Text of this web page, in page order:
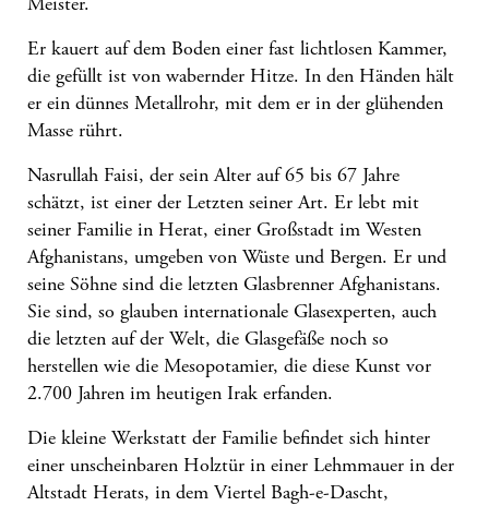
Er kauert auf dem Boden einer fast lichtlosen Kammer,
die gefüllt ist von wabernder Hitze. In den Händen hält
er ein dünnes Metallrohr, mit dem er in der glühenden
Masse rührt.
Nasrullah Faisi, der sein Alter auf 65 bis 67 Jahre
schätzt, ist einer der Letzten seiner Art. Er lebt mit
seiner Familie in Herat, einer Großstadt im Westen
Afghanistans, umgeben von Wüste und Bergen. Er und
seine Söhne sind die letzten Glasbrenner Afghanistans.
Sie sind, so glauben internationale Glasexperten, auch
die letzten auf der Welt, die Glasgefäße noch so
herstellen wie die Mesopotamier, die diese Kunst vor
2.700 Jahren im heutigen Irak erfanden.
Die kleine Werkstatt der Familie befindet sich hinter
einer unscheinbaren Holztür in einer Lehmmauer in der
Altstadt Herats, in dem Viertel Bagh-e-Dascht,